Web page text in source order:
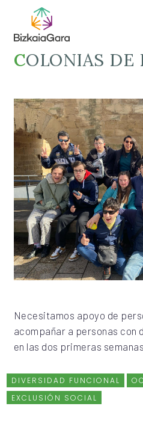
COLONIAS
Necesitamos apoyo de
acompañar a personas
en las dos primeras
DIVERSIDAD FUNCIONAL
EXCLUSIÓN SOCIAL